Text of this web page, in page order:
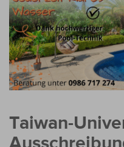
Taiwan-